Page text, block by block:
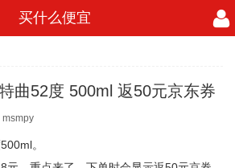
买什么便宜
曲52度 500ml 返50元京东券
msmpy
。